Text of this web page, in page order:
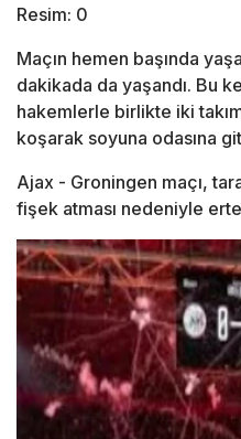
Maçın hemen başında
dakikada da yaşandı. Bu
hakemlerle birlikte iki
koşarak soyuna odasına
Ajax - Groningen maçı,
fişek atması nedeniyle